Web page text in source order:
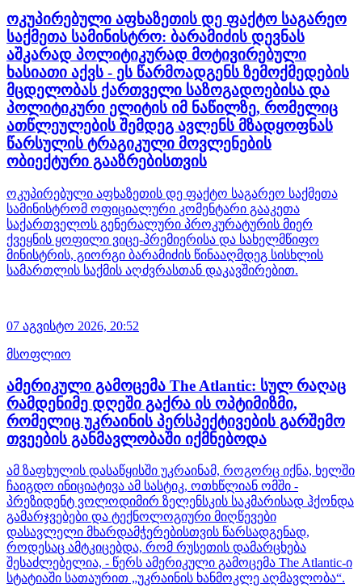
ოკუპირებული აფხაზეთის დე ფაქტო საგარეო
საქმეთა სამინისტრო: ბარამიძის დევნას
აშკარად პოლიტიკურად მოტივირებული
ხასიათი აქვს - ეს წარმოადგენს ზემოქმედების
მცდელობას ქართველი საზოგადოებისა და
პოლიტიკური ელიტის იმ ნაწილზე, რომელიც
ათწლეულების შემდეგ ავლენს მზადყოფნას
წარსულის ტრაგიკული მოვლენების
ობიექტური გააზრებისთვის
ოკუპირებული აფხაზეთის დე ფაქტო საგარეო საქმეთა
სამინისტრომ ოფიციალური კომენტარი გააკეთა
საქართველოს გენერალური პროკურატურის მიერ
ქვეყნის ყოფილი ვიცე-პრემიერისა და სახელმწიფო
მინისტრის, გიორგი ბარამიძის წინააღმდეგ სისხლის
სამართლის საქმის აღძვრასთან დაკავშირებით.
07 აგვისტო 2026, 20:52
მსოფლიო
ამერიკული გამოცემა The Atlantic: სულ რაღაც
რამდენიმე დღეში გაქრა ის ოპტიმიზმი,
რომელიც უკრაინის პერსპექტივების გარშემო
თვეების განმავლობაში იქმნებოდა
ამ ზაფხულის დასაწყისში უკრაინამ, როგორც იქნა, ხელში
ჩაიგდო ინიციატივა ამ სასტიკ, ოთხწლიან ომში -
პრეზიდენტ ვოლოდიმირ ზელენსკის საკმარისად ჰქონდა
გამარჯვებები და ტექნოლოგიური მიღწევები
დასავლელი მხარდამჭერებისთვის წარსადგენად,
როდესაც ამტკიცებდა, რომ რუსეთის დამარცხება
შესაძლებელია, - წერს ამერიკული გამოცემა The Atlantic-ი
სტატიაში სათაურით „უკრაინის ხანმოკლე აღმავლობა“.